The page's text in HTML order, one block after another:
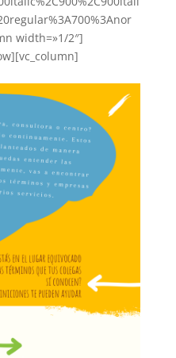
width=»1/2″]